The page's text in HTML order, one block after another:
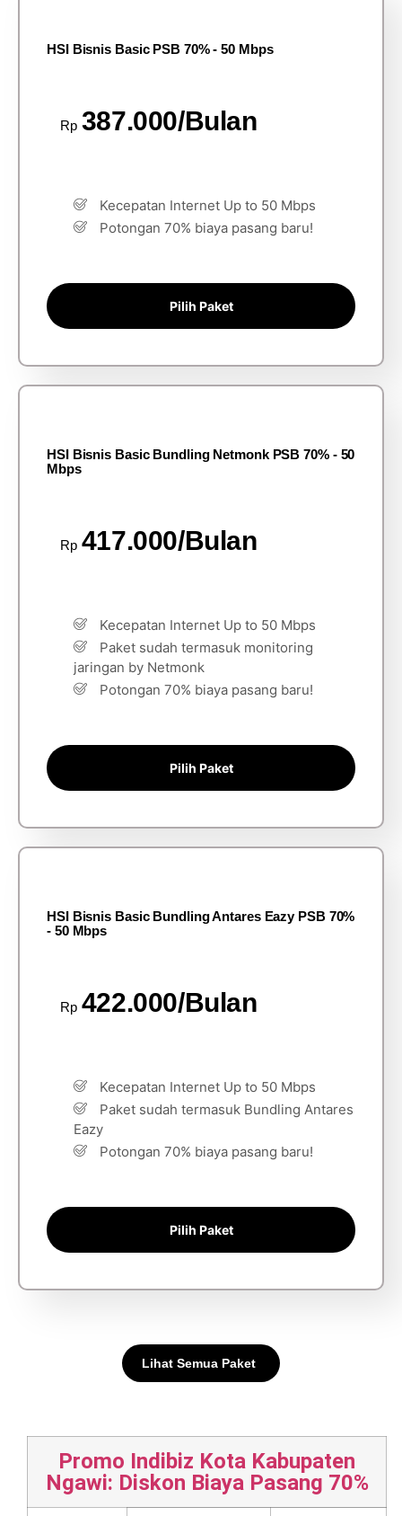
HSI Bisnis Basic PSB 70% - 50 Mbps
Rp 387.000/Bulan
Kecepatan Internet Up to 50 Mbps
Potongan 70% biaya pasang baru!
Pilih Paket
HSI Bisnis Basic Bundling Netmonk PSB 70% - 50
Mbps
Rp 417.000/Bulan
Kecepatan Internet Up to 50 Mbps
Paket sudah termasuk monitoring
jaringan by Netmonk
Potongan 70% biaya pasang baru!
Pilih Paket
HSI Bisnis Basic Bundling Antares Eazy PSB 70%
- 50 Mbps
Rp 422.000/Bulan
Kecepatan Internet Up to 50 Mbps
Paket sudah termasuk Bundling Antares
Eazy
Potongan 70% biaya pasang baru!
Pilih Paket
Lihat Semua Paket
Promo Indibiz Kota Kabupaten
Ngawi: Diskon Biaya Pasang 70%